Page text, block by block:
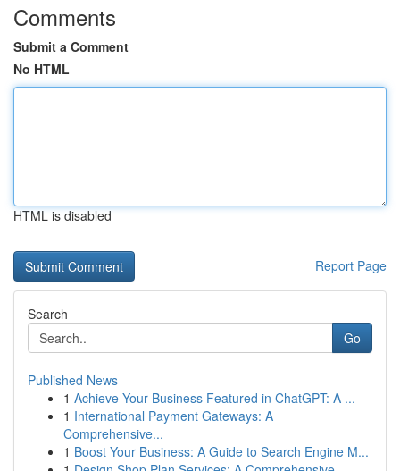
Comments
Submit a Comment
No HTML
HTML is disabled
Report Page
Search
Go
Published News
1 Achieve Your Business Featured in ChatGPT: A ...
1 International Payment Gateways: A
Comprehensive...
1 Boost Your Business: A Guide to Search Engine M...